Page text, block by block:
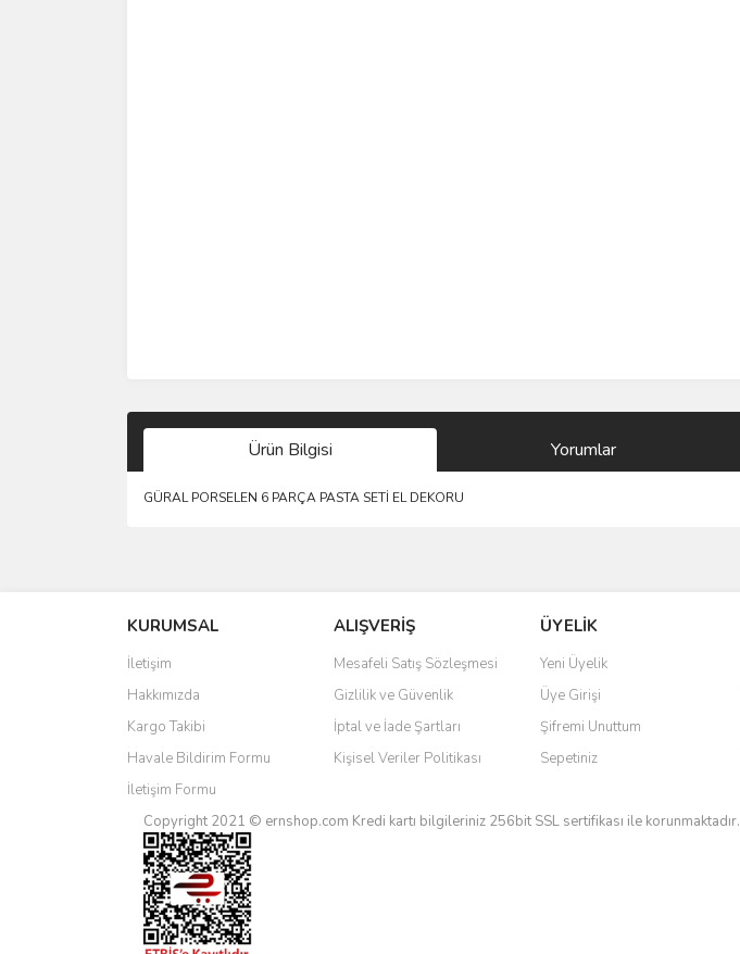
Ürün Bilgisi Yorumlar
GÜRAL PORSELEN 6 PARÇA PASTA SETİ EL DEKORU
Ürün resmi kalitesiz, bozuk veya görüntülenemiyor.
Ürün açıklamasında eksik bilgiler bulunuyor.
Ürün bilgilerinde hatalar bulunuyor.
Ürün fiyatı diğer sitelerden daha pahalı.
Bu ürüne benzer farklı alternatifler olmalı.
KURUMSAL
İletişim
Hakkımızda
Kargo Takibi
Havale Bildirim Formu
İletişim Formu
ALIŞVERİŞ
Mesafeli Satış Sözleşmesi
Gizlilik ve Güvenlik
İptal ve İade Şartları
Kişisel Veriler Politikası
ÜYELİK
Yeni Üyelik
Üye Girişi
Şifremi Unuttum
Sepetiniz
Copyright 2021 © ernshop.com Kredi kartı bilgileriniz 256bit SSL sertifikası ile korunmaktadır.